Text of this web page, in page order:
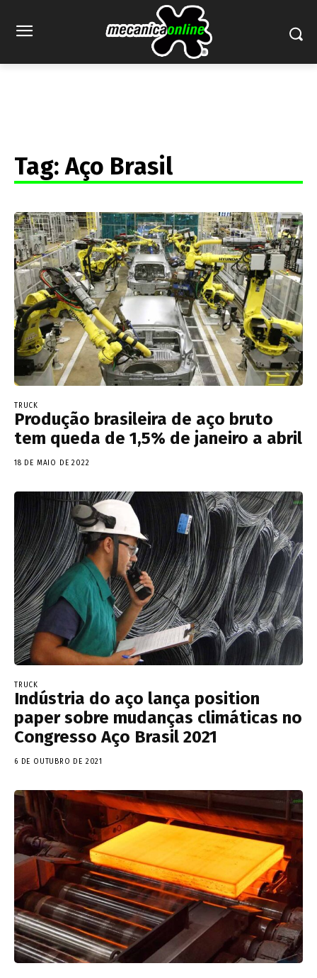
Tag:Aço Brasil
TRUCK
Produção brasileira de aço bruto
tem queda de 1,5% de janeiro a abril
18 DE MAIO DE 2022
TRUCK
Indústria do aço lança position
paper sobre mudanças climáticas no
Congresso Aço Brasil 2021
6 DE OUTUBRO DE 2021